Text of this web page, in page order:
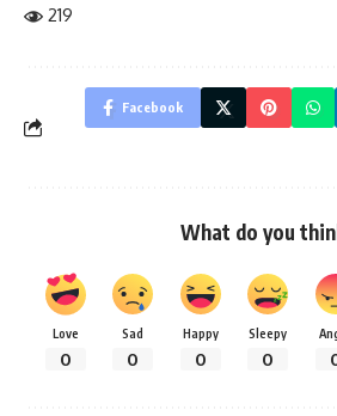
219
Facebook
What do you
Love
0
Sad
0
Happy
0
Sleepy
0